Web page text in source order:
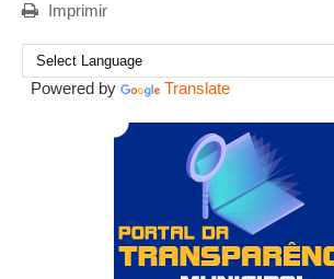
Imprimir
Powered by Translate